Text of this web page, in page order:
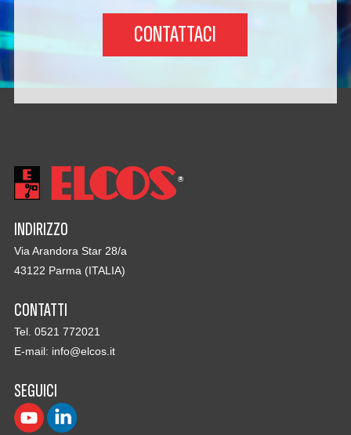
CONTATTACI
INDIRIZZO
Via Arandora Star 28/a
43122 Parma (ITALIA)
CONTATTI
Tel. 0521 772021
E-mail: info@elcos.it
SEGUICI